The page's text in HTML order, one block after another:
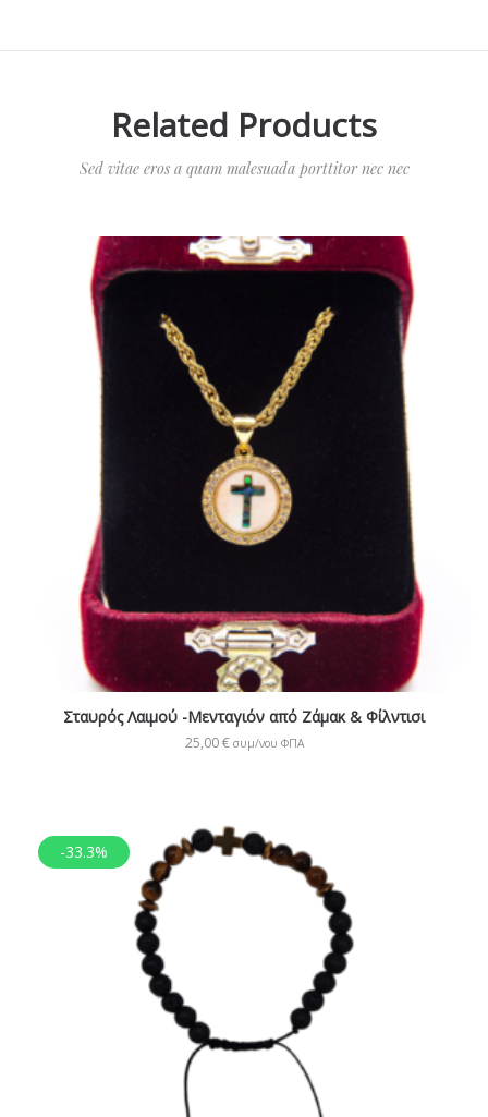
Related Products
Sed vitae eros a quam malesuada porttitor nec nec
Σταυρός Λαιμού -Μενταγιόν από Ζάμακ & Φίλντισι
25,00€ συμ/νου ΦΠΑ
-33.3%